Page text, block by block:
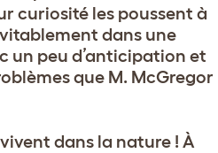
curiosité les poussent à
dans une
un peu d’anticipation et
que M. McGregor
dans la nature ! À